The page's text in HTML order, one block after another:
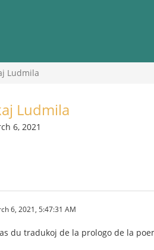
Ludmila
Ludmila
6, 2021
6, 2021, 5:47:31 AM
du tradukoj de la prologo de la